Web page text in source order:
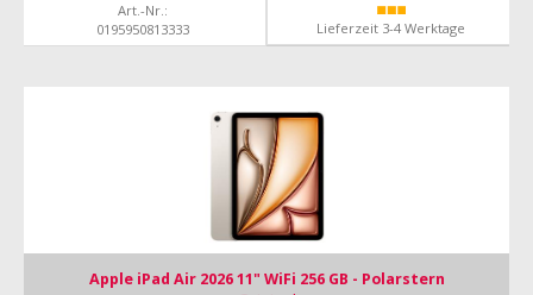
Art.-Nr.:
0195950813333
Lieferzeit 3-4 Werktage
Apple iPad Air 2026 11" WiFi 256 GB - Polarstern